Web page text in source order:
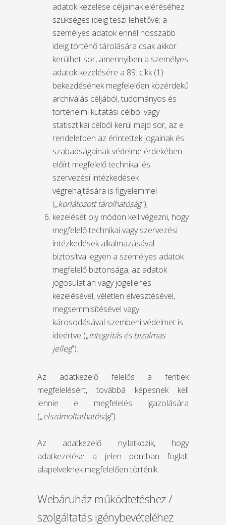
adatok kezelése céljainak eléréséhez
szükséges ideig teszi lehetővé; a
személyes adatok ennél hosszabb
ideig történő tárolására csak akkor
kerülhet sor, amennyiben a személyes
adatok kezelésére a 89. cikk (1)
bekezdésének megfelelően közérdekű
archiválás céljából, tudományos és
történelmi kutatási célból vagy
statisztikai célból kerül majd sor, az e
rendeletben az érintettek jogainak és
szabadságainak védelme érdekében
előírt megfelelő technikai és
szervezési intézkedések
végrehajtására is figyelemmel
(„korlátozott tárolhatóság”);
kezelését oly módon kell végezni, hogy
megfelelő technikai vagy szervezési
intézkedések alkalmazásával
biztosítva legyen a személyes adatok
megfelelő biztonsága, az adatok
jogosulatlan vagy jogellenes
kezelésével, véletlen elvesztésével,
megsemmisítésével vagy
károsodásával szembeni védelmet is
ideértve („integritás és bizalmas
jelleg”).
Az adatkezelő felelős a fentiek
megfelelésért, továbbá képesnek kell
lennie e megfelelés igazolására
(„elszámoltathatóság”).
Az adatkezelő nyilatkozik, hogy
adatkezelése a jelen pontban foglalt
alapelveknek megfelelően történik.
Webáruház működtetéshez /
szolgáltatás igénybevételéhez